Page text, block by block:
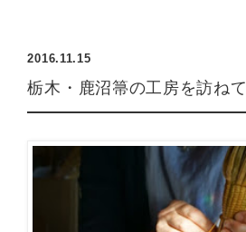
2016.11.15
栃木・鹿沼箒の工房を訪ねて